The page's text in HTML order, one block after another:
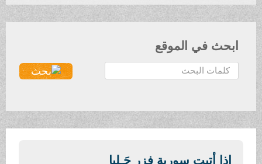
ابحث في الموقع
ح
ث
إذا أتيت سورية فزر حَـلبا